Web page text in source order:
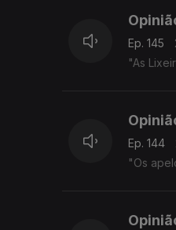
Ep. 145
"As
Ep. 144
"Os